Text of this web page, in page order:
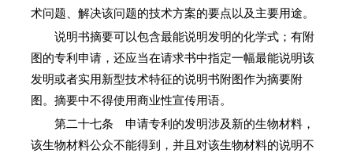
术问题、解决该问题的技术方案的要点以及主要用途。
说明书摘要可以包含最能说明发明的化学式；有附
图的专利申请，还应当在请求书中指定一幅最能说明该
发明或者实用新型技术特征的说明书附图作为摘要附
图。摘要中不得使用商业性宣传用语。
第二十七条 申请专利的发明涉及新的生物材料，
该生物材料公众不能得到，并且对该生物材料的说明不